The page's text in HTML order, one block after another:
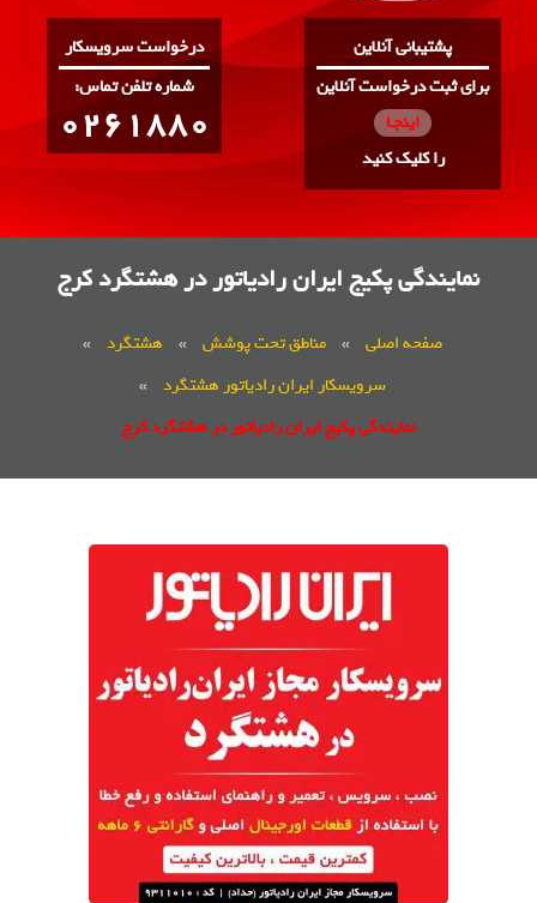
پشتیبانی آنلاین
برای ثبت درخواست آنلاین
اینجـا
را کلیک کنید
درخواست سرویسکار
:شماره تلفن تماس
0261880
نمایندگی پکیج ایران رادیاتور در هشتگرد کرج
صفحه اصلی » مناطق تحت پوشش » هشتگرد
»
سرویسکار ایران رادیاتور هشتگرد
»
نمایندگی پکیج ایران رادیاتور در هشتگرد کرج